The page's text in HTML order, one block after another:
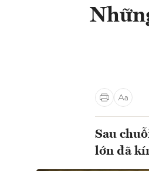
Sau
lớn đã